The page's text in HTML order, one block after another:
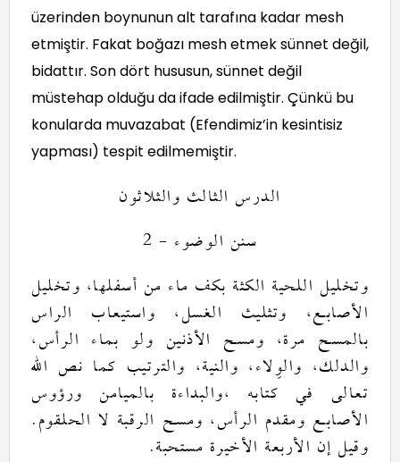
üzerinden boynunun alt tarafına kadar mesh
etmiştir. Fakat boğazı mesh etmek sünnet değil,
bidattır. Son dört hususun, sünnet değil
müstehap olduğu da ifade edilmiştir. Çünkü bu
konularda muvazabat (Efendimiz’in kesintisiz
yapması) tespit edilmemiştir.
الدرس الثالث والثلاثون
سنن الوضوء - 2
وتخليل اللحية الكثة بكف ماء من أسفلها، وتخليل
الأصابع، وتثليث الغسل، واستيعاب الراس
بالمسح مرة، ومسح الأذنين ولو بماء الرأس،
والدلك، والوِلاء، والنية، والترتيب كما نص الله
تعالى في كتابه ،والبداءة بالميامن ورؤوس
الأصابع ومقدم الرأس، ومسح الرقبة لا الحلقوم.
وقيل إن الأربعة الأخيرة مستحبة.